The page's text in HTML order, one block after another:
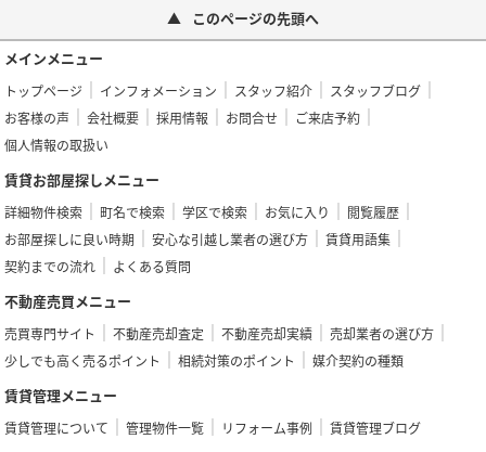
このページの先頭へ
メインメニュー
トップページ インフォメーション スタッフ紹介
スタッフブログ
お客様の声
会社概要 採用情報 お問合せ
ご来店予約
個人情報の取扱い
賃貸お部屋探しメニュー
詳細物件検索 町名で検索 学区で検索 お気に入り
閲覧履歴
お部屋探しに良い時期
安心な引越し業者の選び方
賃貸用語集
契約までの流れ
よくある質問
不動産売買メニュー
売買専門サイト 不動産売却査定 不動産売却実績
売却業者の選び方
少しでも高く売るポイント
相続対策のポイント 媒介契約の種類
賃貸管理メニュー
賃貸管理について 管理物件一覧 リフォーム事例 賃貸管理ブログ